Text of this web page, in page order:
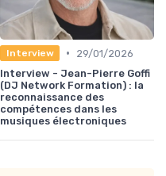
Interview •
29/01/2026
Interview - Jean-Pierre Goffi
(DJ Network Formation) : la
reconnaissance des
compétences dans les
musiques électroniques